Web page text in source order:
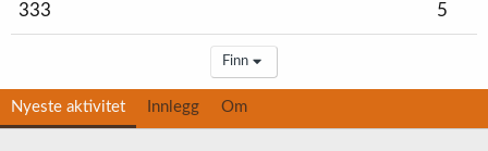
333 5
Finn
Nyeste aktivitet Innlegg Om